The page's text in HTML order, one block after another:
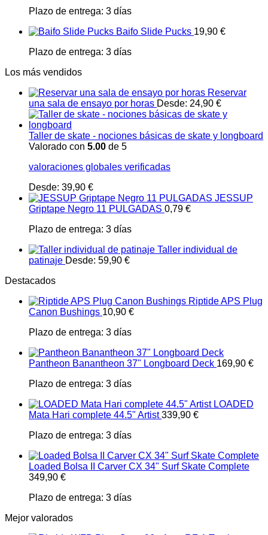
Plazo de entrega: 3 días
Baifo Slide Pucks 19,90 €
Plazo de entrega: 3 días
Los más vendidos
Reservar
una sala de ensayo por horas Desde: 24,90 €
Taller de skate - nociones básicas de skate y longboard
Valorado con 5.00 de 5
valoraciones globales verificadas
Desde: 39,90 €
JESSUP
Griptape Negro 11 PULGADAS 0,79 €
Plazo de entrega: 3 días
Taller individual de
patinaje Desde: 59,90 €
Destacados
Riptide APS Plug
Canon Bushings 10,90 €
Plazo de entrega: 3 días
Pantheon Banantheon 37" Longboard Deck 169,90 €
Plazo de entrega: 3 días
LOADED
Mata Hari complete 44.5" Artist 339,90 €
Plazo de entrega: 3 días
Loaded Bolsa II Carver CX 34" Surf Skate Complete
349,90 €
Plazo de entrega: 3 días
Mejor valorados